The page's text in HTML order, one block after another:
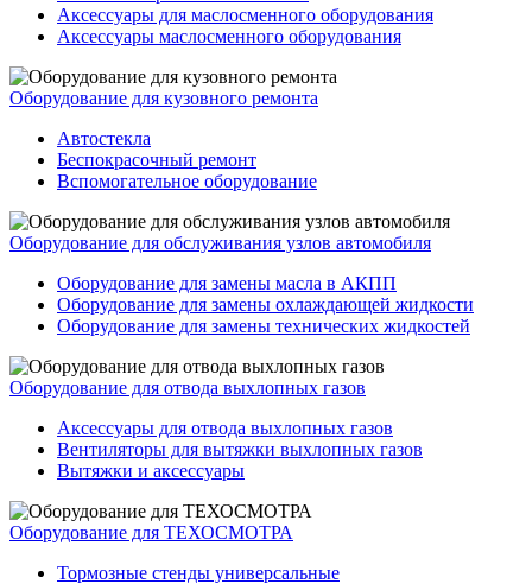
Аксессуары для маслосменного оборудования
Аксессуары маслосменного оборудования
Оборудование для кузовного ремонта
Автостекла
Беспокрасочный ремонт
Вспомогательное оборудование
Оборудование для обслуживания узлов автомобиля
Оборудование для замены масла в АКПП
Оборудование для замены охлаждающей жидкости
Оборудование для замены технических жидкостей
Оборудование для отвода выхлопных газов
Аксессуары для отвода выхлопных газов
Вентиляторы для вытяжки выхлопных газов
Вытяжки и аксессуары
Оборудование для ТЕХОСМОТРА
Тормозные стенды универсальные